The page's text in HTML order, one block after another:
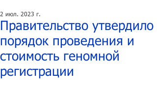
Правительство утвердило
порядок проведения и
стоимость геномной
регистрации
2 июл. 2023 г.